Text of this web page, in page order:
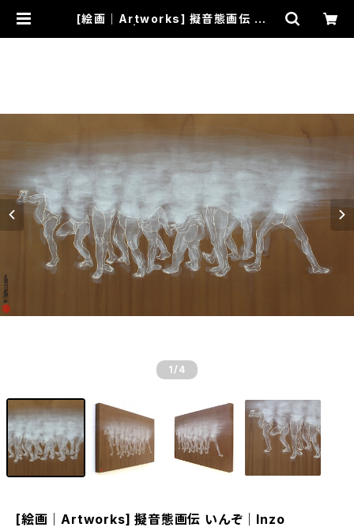
[絵画｜Artworks] 擬音態画伝 いん
1 /4
[絵画｜Artworks] 擬音態画伝 いんぞ｜Inzo